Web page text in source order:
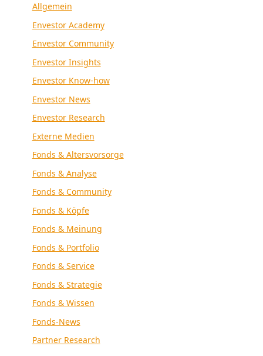
Allgemein
Envestor Academy
Envestor Community
Envestor Insights
Envestor Know-how
Envestor News
Envestor Research
Externe Medien
Fonds & Altersvorsorge
Fonds & Analyse
Fonds & Community
Fonds & Köpfe
Fonds & Meinung
Fonds & Portfolio
Fonds & Service
Fonds & Strategie
Fonds & Wissen
Fonds-News
Partner Research